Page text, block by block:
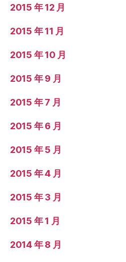
2015 年 12 月
2015 年 11 月
2015 年 10 月
2015 年 9 月
2015 年 7 月
2015 年 6 月
2015 年 5 月
2015 年 4 月
2015 年 3 月
2015 年 1 月
2014 年 8 月